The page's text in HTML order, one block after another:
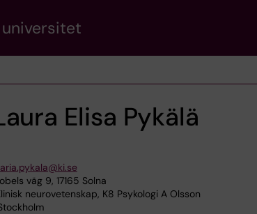
Elisa Pykälä
väg 9, 17165 Solna
neurovetenskap, K8 Psykologi A Olsson